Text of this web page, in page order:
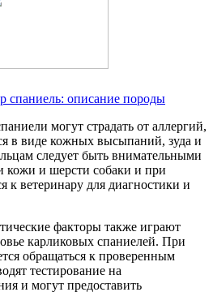
спаниель: описание породы
могут страдать от аллергий,
в виде кожных высыпаний, зуда и
следует быть внимательными
кожи и шерсти собаки и при
к ветеринару для диагностики и
факторы также играют
карликовых спаниелей. При
обращаться к проверенным
тестирование на
и могут предоставить